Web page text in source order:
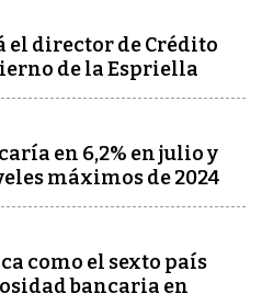
el director de Crédito
de la Espriella
en 6,2% en julio y
máximos de 2024
como el sexto país
bancaria en